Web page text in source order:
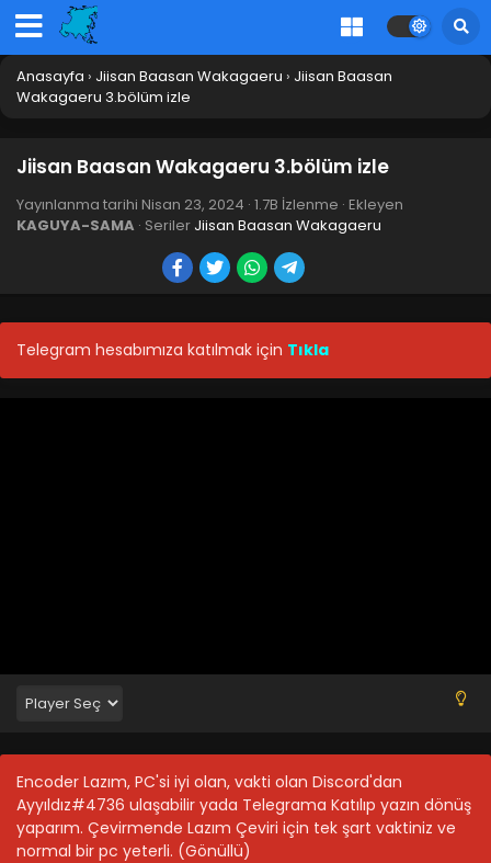
Anasayfa › Jiisan Baasan Wakagaeru › Jiisan Baasan
Wakagaeru 3.bölüm izle
Jiisan Baasan Wakagaeru 3.bölüm izle
Yayınlanma tarihi Nisan 23, 2024 · 1.7B İzlenme · Ekleyen
KAGUYA-SAMA · Seriler Jiisan Baasan Wakagaeru
Telegram hesabımıza katılmak için Tıkla
Encoder Lazım, PC'si iyi olan, vakti olan Discord'dan
Ayyıldız#4736 ulaşabilir yada Telegrama Katılıp yazın dönüş
yaparım. Çevirmende Lazım Çeviri için tek şart vaktiniz ve
normal bir pc yeterli. (Gönüllü)
Jiisan Baasan Wakagaeru 8.bölüm izle
Blm 8 - Temmuz 2, 2024